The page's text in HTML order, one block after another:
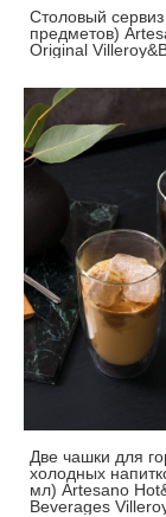
Столовый
предметов)
Original
Две чашки для
холодных
мл) Artesano
Beverages